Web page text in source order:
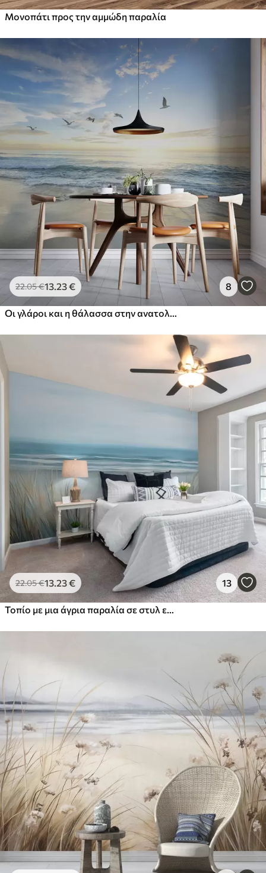
Μονοπάτι προς την αμμώδη παραλία
22.05€13.23€ 8
Οι γλάροι και η θάλασσα στην ανατολή του ηλίου
22.05€13.23€ 13
Τοπίο με μια άγρια παραλία σε στυλ ελαιογραφίας